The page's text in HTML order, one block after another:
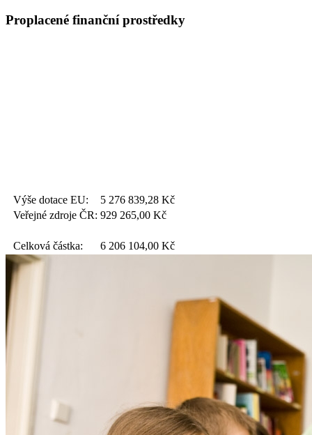
Proplacené finanční prostředky
Výše dotace EU: 5 276 839,28 Kč
Veřejné zdroje ČR: 929 265,00 Kč
Celková částka: 6 206 104,00 Kč